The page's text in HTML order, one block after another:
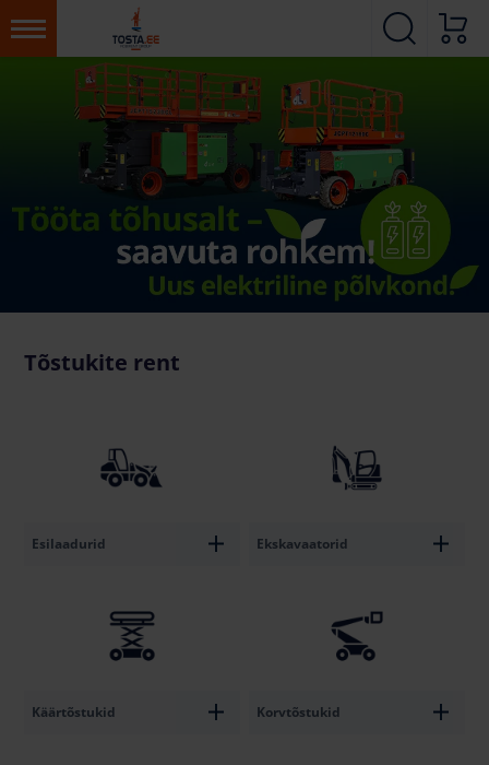
Tõstukite rent
Esilaadurid Ekskavaatorid
Käärtõstukid Korvtõstukid